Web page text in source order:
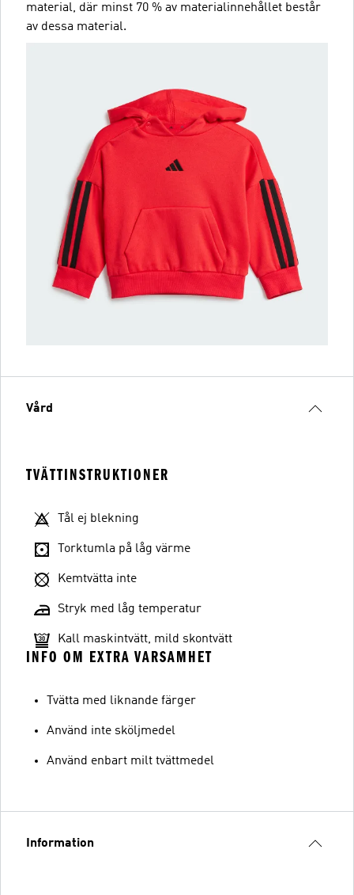
material, där minst 70 % av materialinnehållet består
av dessa material.
Vård
TVÄTTINSTRUKTIONER
Tål ej blekning
Torktumla på låg värme
Kemtvätta inte
Stryk med låg temperatur
Kall maskintvätt, mild skontvätt
INFO OM EXTRA VARSAMHET
Tvätta med liknande färger
Använd inte sköljmedel
Använd enbart milt tvättmedel
Information